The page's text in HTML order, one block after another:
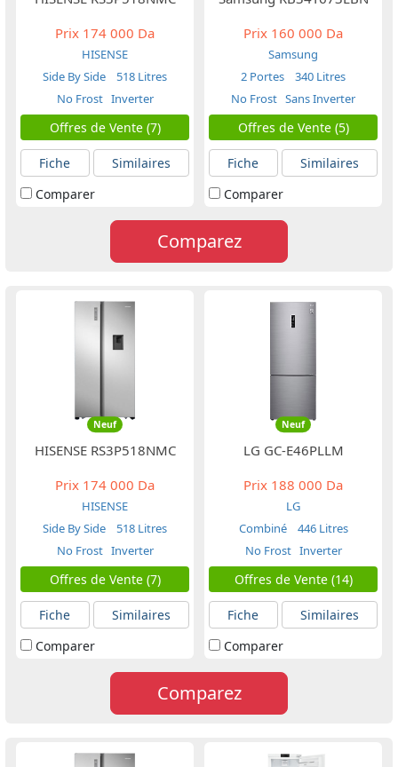
Prix 174 000 Da
HISENSE
Side By Side
518 Litres
No Frost Inverter
Offres de Vente (7)
Fiche
Similaires
Comparer
Prix 160 000 Da
Samsung
2 Portes
340 Litres
No Frost Sans Inverter
Offres de Vente (5)
Fiche
Similaires
Comparer
Comparez
Neuf
HISENSE RS3P518NMC
Prix 174 000 Da
HISENSE
Side By Side
518 Litres
No Frost Inverter
Offres de Vente (7)
Fiche
Similaires
Comparer
Neuf
LG GC-E46PLLM
Prix 188 000 Da
LG
Combiné
446 Litres
No Frost Inverter
Offres de Vente (14)
Fiche
Similaires
Comparer
Comparez